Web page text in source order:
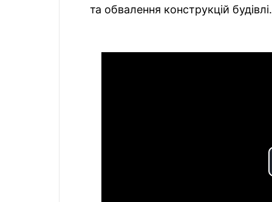
та обвалення конструкцій будівлі.